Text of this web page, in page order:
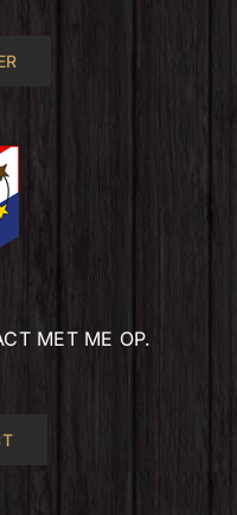
MET ME OP.